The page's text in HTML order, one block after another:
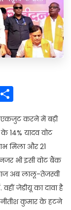
एकजुट करने में बड़ी
14% यादव वोट
मिला और 21
भी इसी वोट बैंक
अब लालू-तेजस्वी
जेडीयू का दावा है
नीतीश कुमार के हटने